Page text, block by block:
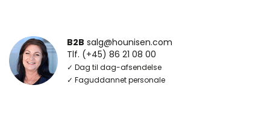
B2B salg@hounisen.com
Tlf. (+45) 86 21 08 00
✓ Dag til dag-afsendelse
✓ Faguddannet personale